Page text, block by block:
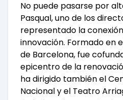
No puede pasarse por
Pasqual, uno de los
representado la
innovación. Formado en
de Barcelona, fue
epicentro de la
ha dirigido también el
Nacional y el Teatro